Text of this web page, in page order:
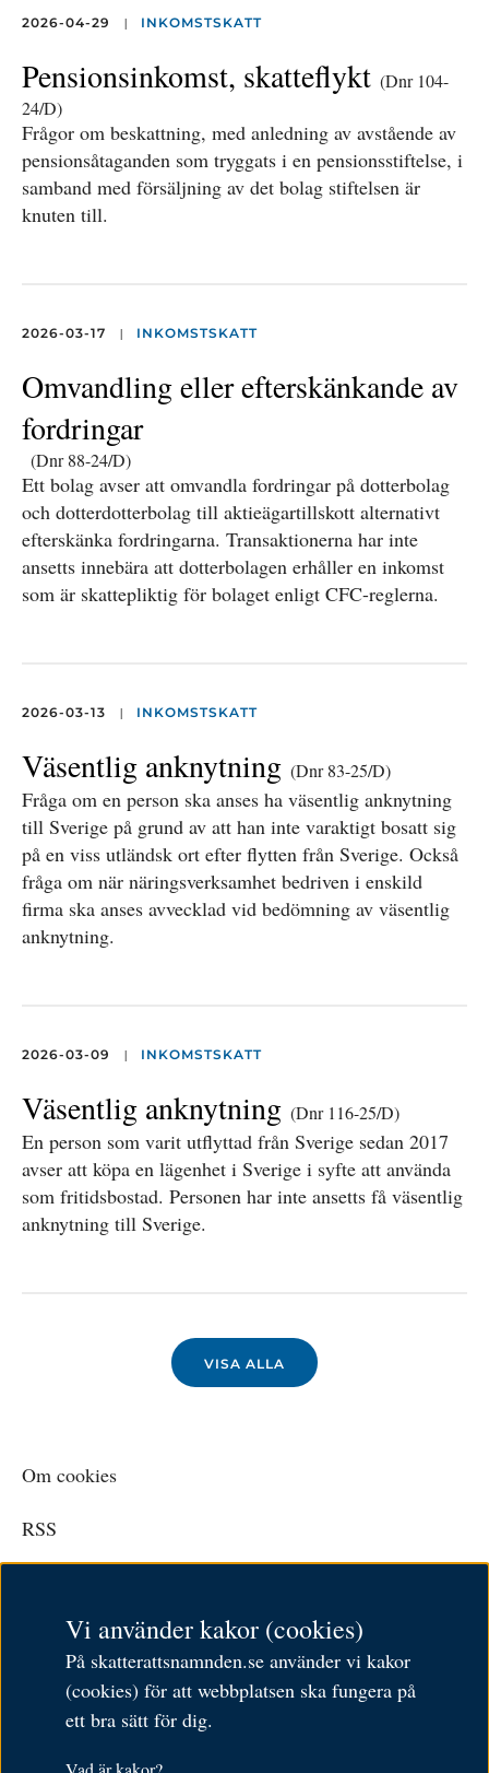
Vi använder kakor (cookies)
På skatterattsnamnden.se använder vi kakor
(cookies) för att webbplatsen ska fungera på
ett bra sätt för dig.
2026-04-29 | INKOMSTSKATT
Pensionsinkomst, skatteflykt (Dnr 104-
24/D)
Frågor om beskattning, med anledning av avstående av
pensionsåtaganden som tryggats i en pensionsstiftelse, i
samband med försäljning av det bolag stiftelsen är
knuten till.
2026-03-17 | INKOMSTSKATT
Omvandling eller efterskänkande av
fordringar
(Dnr 88-24/D)
Ett bolag avser att omvandla fordringar på dotterbolag
och dotterdotterbolag till aktieägartillskott alternativt
efterskänka fordringarna. Transaktionerna har inte
ansetts innebära att dotterbolagen erhåller en inkomst
som är skattepliktig för bolaget enligt CFC-reglerna.
2026-03-13 | INKOMSTSKATT
Väsentlig anknytning (Dnr 83-25/D)
Fråga om en person ska anses ha väsentlig anknytning
till Sverige på grund av att han inte varaktigt bosatt sig
på en viss utländsk ort efter flytten från Sverige. Också
fråga om när näringsverksamhet bedriven i enskild
firma ska anses avvecklad vid bedömning av väsentlig
anknytning.
2026-03-09 | INKOMSTSKATT
Väsentlig anknytning (Dnr 116-25/D)
En person som varit utflyttad från Sverige sedan 2017
avser att köpa en lägenhet i Sverige i syfte att använda
som fritidsbostad. Personen har inte ansetts få väsentlig
anknytning till Sverige.
VISA ALLA
Om cookies
RSS
Tillgänglighetsredogörelse
Besöksadress: Karlavägen 108
Postadress: Box 24144,